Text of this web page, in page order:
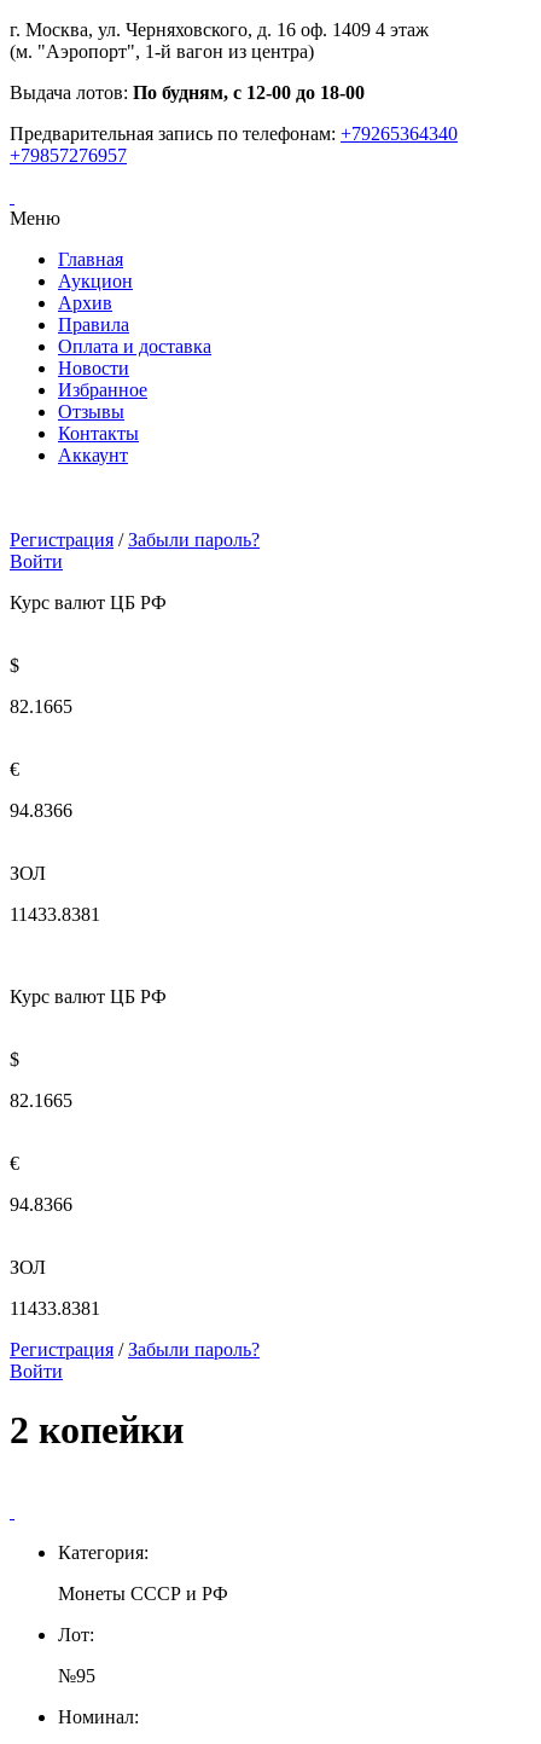
г. Москва, ул. Черняховского, д. 16 оф. 1409 4 этаж
(м. "Аэропорт", 1-й вагон из центра)
Выдача лотов: По будням, с 12-00 до 18-00
Предварительная запись по телефонам: +79265364340
+79857276957
Меню
Главная
Аукцион
Архив
Правила
Оплата и доставка
Новости
Избранное
Отзывы
Контакты
Аккаунт
Регистрация / Забыли пароль?
Войти
Курс валют ЦБ РФ
$
82.1665
€
94.8366
ЗОЛ
11433.8381
Курс валют ЦБ РФ
$
82.1665
€
94.8366
ЗОЛ
11433.8381
Регистрация / Забыли пароль?
Войти
2 копейки
Категория:
Монеты СССР и РФ
Лот:
№95
Номинал: